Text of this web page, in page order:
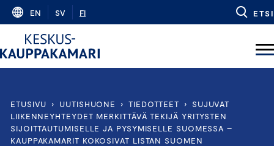
Skip
content
EN SV FI ETSI
ETUSIVU › UUTISHUONE › TIEDOTTEET ›
SUJUVAT
LIIKENNEYHTEYDET MERKITTÄVÄ TEKIJÄ YRITYSTEN
SIJOITTAUTUMISELLE JA PYSYMISELLE SUOMESSA –
KAUPPAKAMARIT KOKOSIVAT LISTAN SUOMEN